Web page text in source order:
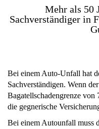
Mehr als 50
Sachverständiger in
Bei einem Auto-Unfall hat
Sachverständigen. Wenn
Bagatellschadengrenze von
die gegnerische
Bei einem Autounfall muss